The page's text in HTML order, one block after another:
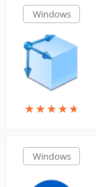
Windows
★★★★★
★★★★★
Windows